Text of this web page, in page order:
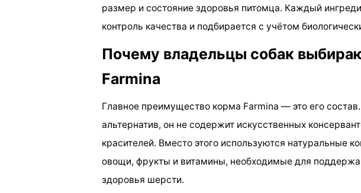
размер и состояние здоровья питомца. Каждый
контроль качества и подбирается с учётом
Почему владельцы собак
Farmina
Главное преимущество корма Farmina — это его
альтернатив, он не содержит искусственных
красителей. Вместо этого используются натуральные
овощи, фрукты и витамины, необходимые для
здоровья шерсти.